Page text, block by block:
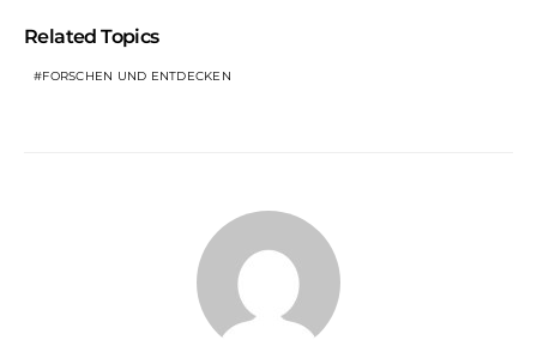
Related Topics
FORSCHEN UND ENTDECKEN